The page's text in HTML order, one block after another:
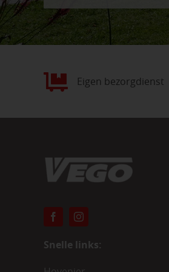
Eigen bezorgdienst
Snelle links: